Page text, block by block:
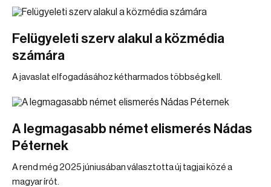
Felügyeleti szerv alakul a közmédia
számára
A javaslat elfogadásához kétharmados többség kell.
A legmagasabb német elismerés Nádas
Péternek
A rend még 2025 júniusában választotta új tagjai közé a
magyar írót.